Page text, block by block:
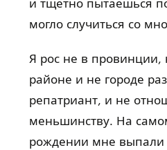
и тщетно пытаешься
могло случиться со
Я рос не в провинции,
районе и не городе
репатриант, и не
меньшинству. На
рождении мне выпали